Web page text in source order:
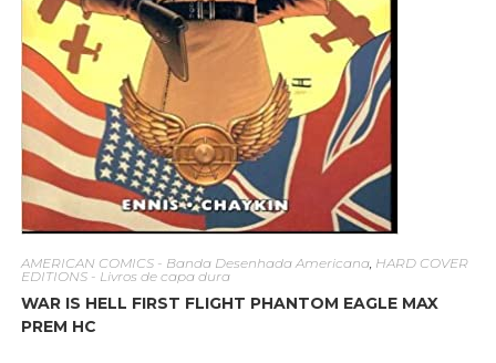
AMERICAN COMICS - Banda Desenhada Americana, HARD COVER
EDITIONS - Livros de capa dura
WAR IS HELL FIRST FLIGHT PHANTOM EAGLE MAX
PREM HC